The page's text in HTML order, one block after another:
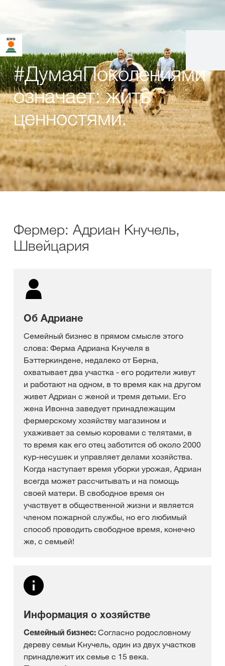
#ДумаяПоколениями
означает: жить
ценностями.
Фермер: Адриан Кнучель,
Швейцария
Об Адриане
Семейный бизнес в прямом смысле этого
слова: Ферма Адриана Кнучеля в
Бэттеркиндене, недалеко от Берна,
охватывает два участка - его родители живут
и работают на одном, в то время как на другом
живет Адриан с женой и тремя детьми. Его
жена Ивонна заведует принадлежащим
фермерскому хозяйству магазином и
ухаживает за семью коровами с телятами, в
то время как его отец заботится об около 2000
кур-несушек и управляет делами хозяйства.
Когда наступает время уборки урожая, Адриан
всегда может рассчитывать и на помощь
своей матери. В свободное время он
участвует в общественной жизни и является
членом пожарной службы, но его любимый
способ проводить свободное время, конечно
же, с семьей!
Информация о хозяйстве
Семейный бизнес: Согласно родословному
дереву семьи Кнучель, один из двух участков
принадлежит их семье с 15 века.